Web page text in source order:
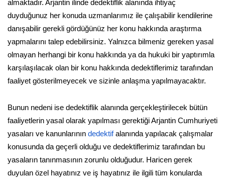
almaktadır. Arjantin ilinde dedektiflik alanında ihtiyaç
duyduğunuz her konuda uzmanlarımız ile çalışabilir kendilerine
danışabilir gerekli gördüğünüz her konu hakkında araştırma
yapmalarını talep edebilirsiniz. Yalnızca bilmeniz gereken yasal
olmayan herhangi bir konu hakkında ya da hukuki bir yaptırımla
karşılaşılacak olan bir konu hakkında dedektiflerimiz tarafından
faaliyet gösterilmeyecek ve sizinle anlaşma yapılmayacaktır.
Bunun nedeni ise dedektiflik alanında gerçekleştirilecek bütün
faaliyetlerin yasal olarak yapılması gerektiği Arjantin Cumhuriyeti
yasaları ve kanunlarının dedektifalanında yapılacak çalışmalar
konusunda da geçerli olduğu ve dedektiflerimiz tarafından bu
yasaların tanınmasının zorunlu olduğudur. Haricen gerek
duyulan özel hayatınız ve iş hayatınız ile ilgili tüm konularda